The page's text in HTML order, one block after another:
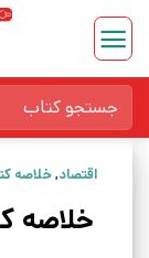
Skip
content
برای:
اقتصاد,خلاصه
خلاصه